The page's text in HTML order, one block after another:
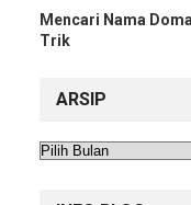
Mencari Nama
Trik
ARSIP
Arsip